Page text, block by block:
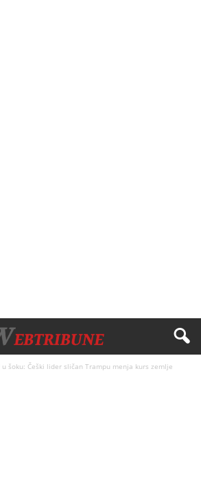
u šoku: Češki lider sličan Trampu menja kurs zemlje